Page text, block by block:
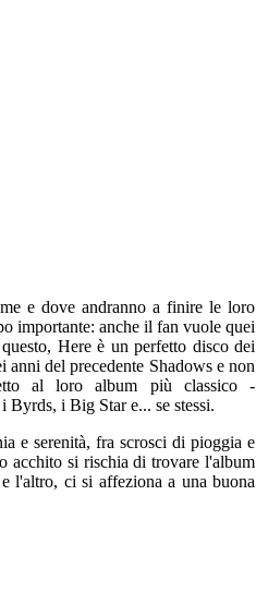
e dove andranno a finire le loro
importante: anche il fan vuole quei
Here è un perfetto disco dei
del precedente Shadows e non
al loro album più classico -
Byrds, i Big Star e... se stessi.
e serenità, fra scrosci di pioggia e
acchito si rischia di trovare l'album
l'altro, ci si affeziona a una buona